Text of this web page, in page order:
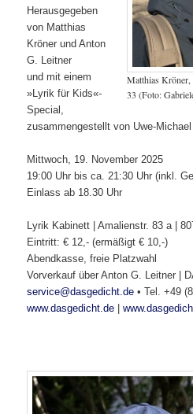
Matthias
33 (Foto:
Herausgegeben
von Matthias
Kröner und Anton
G. Leitner
und mit einem
»Lyrik für Kids«-
Special,
zusammengestellt von Uwe-
Mittwoch, 19. November 2025
19:00 Uhr bis ca. 21:30 Uhr (inkl.
Einlass ab 18.30 Uhr
Lyrik Kabinett | Amalienstr. 83 a |
Eintritt: € 12,- (ermäßigt € 10,-)
Abendkasse, freie Platzwahl
Vorverkauf über Anton G. Leitner |
service@dasgedicht.de • Tel. +49
www.dasgedicht.de |